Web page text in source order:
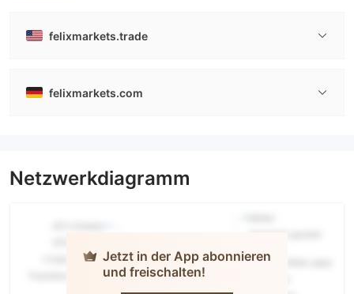
felixmarkets.trade
felixmarkets.com
Netzwerkdiagramm
Jetzt in der App abonnieren
und freischalten!
FELIX